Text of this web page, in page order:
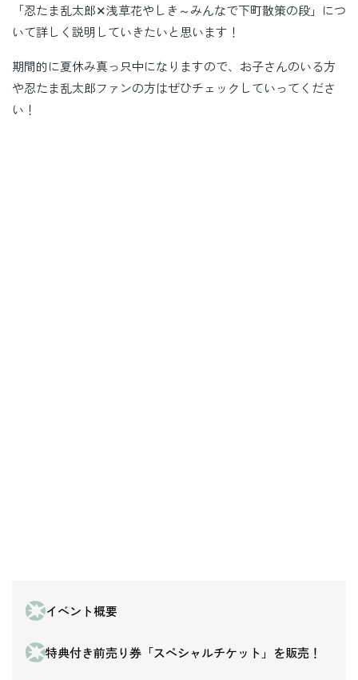
「忍たま乱太郎✕浅草花やしき～みんなで下町散策の段」につ
いて詳しく説明していきたいと思います！
期間的に夏休み真っ只中になりますので、お子さんのいる方
や忍たま乱太郎ファンの方はぜひチェックしていってくださ
い！
イベント概要
特典付き前売り券「スペシャルチケット」を販売！